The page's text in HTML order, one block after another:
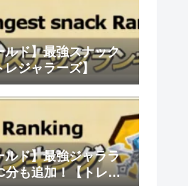
ルド】最強スナック
レジャラーズ】
ルド】最強ジャララ
分も追加！【トレジ